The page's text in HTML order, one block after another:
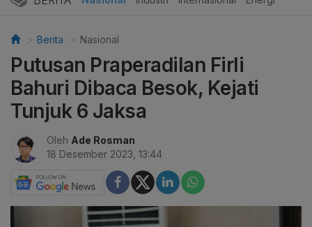
Berita Nasional
Putusan Praperadilan Firli
Bahuri Dibaca Besok, Kejati
Tunjuk 6 Jaksa
Oleh Ade Rosman
18 Desember 2023, 13:44